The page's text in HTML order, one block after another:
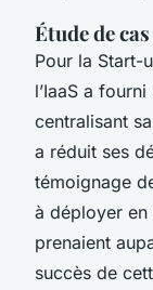
Étude de
Pour la Start-
l’IaaS a fourni
centralisant
a réduit ses
témoignage
à déployer en
prenaient
succès de